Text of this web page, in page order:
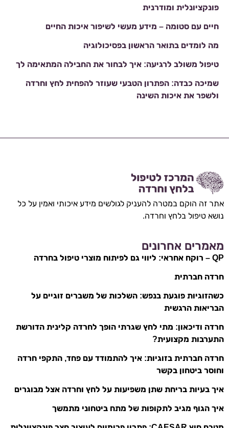
פונקציונלית ומודרנית
חיים עם סטומה – מידע מעשי לשיפור איכות החיים
מה לומדים בתואר הראשון בפסיכולוגיה
טיפול משולב לרגיעה: איך לבחור את החבילה המתאימה לך
שמיכה כבדה: הפתרון הטבעי שעוזר להפחית לחץ וחרדה
ולשפר את איכות השינה
אתר זה הוקם במטרה להעניק לגולשים מידע איכותי ואמין על כל
נושא טיפול בלחץ וחרדה.
מאמרים אחרונים
QP – רוקח אחראי: ליווי גם לפיתוח מוצרי טיפול בחרדה
חרדה חברתית
כשהזוגיות פוגעת בנפש: השלכות של משברים זוגיים על
הבריאות הרגשית
חרדה ודיכאון: מתי לחץ שגרתי הופך לחרדה קלינית הדורשת
התערבות מקצועית?
חרדה חברתית בזוגיות: איך להתמודד עם פחד, התקפי חרדה
וחוסר ביטחון בקשר
איך בעיות בריחת שתן משפיעות על לחץ וחרדה אצל מבוגרים
איך הגוף מגיב לתקופות של מתח ביטחוני מתמשך